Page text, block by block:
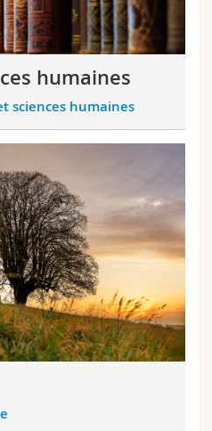
humaines
sciences humaines